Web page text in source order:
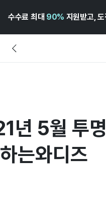
수수료 최대 90% 지원받고,
5월 투
는와디즈